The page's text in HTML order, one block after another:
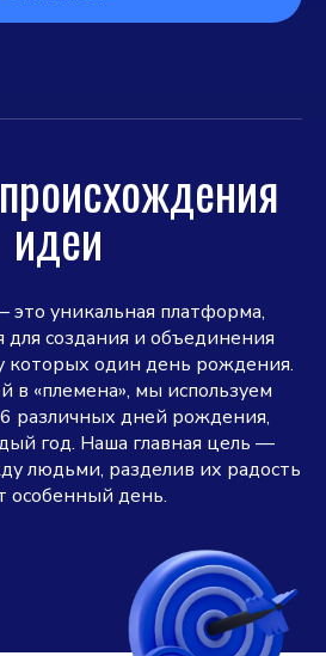
идеи
это уникальная платформа,
для создания и объединения
которых один день рождения.
в «племена», мы используем
различных дней рождения,
год. Наша главная цель —
людьми, разделив их радость
особенный день.